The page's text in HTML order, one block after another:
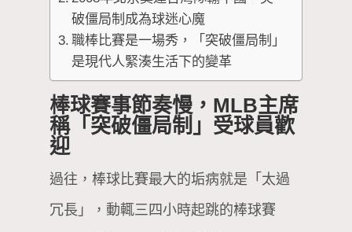
破僵局制成為球迷心魔
職棒比賽是一場秀，「突破僵局制」
是現代人緊湊生活下的變革
棒球賽事節奏慢，MLB主席
稱「突破僵局制」受球員歡
迎
過往，棒球比賽最大的垢病就是「太過
冗長」，動輒三四小時起跳的棒球賽